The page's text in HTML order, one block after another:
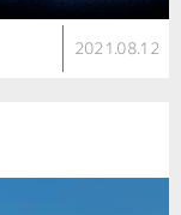
2021.08.12